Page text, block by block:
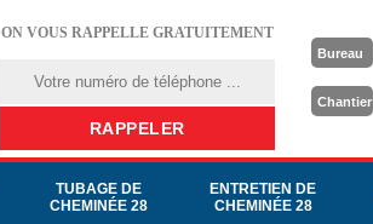
ON VOUS RAPPELLE GRATUITEMENT
Bureau
Chantier
TUBAGE DE
CHEMINÉE 28
ENTRETIEN DE
CHEMINÉE 28